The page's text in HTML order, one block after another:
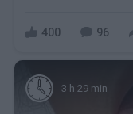
400 96
3 h 29 min